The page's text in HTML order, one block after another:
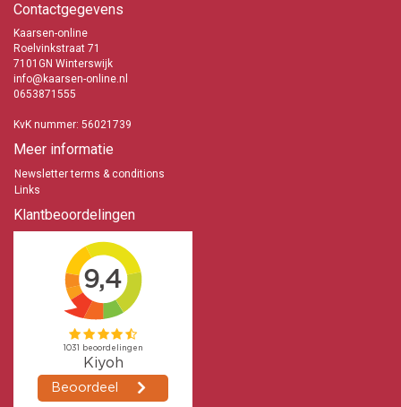
kaarsen van Bolsius.
Bolsius Gele kaarsen
Trendy kleur
Snelle levering
Lage verzendkosten
Voor sfeer en gezelligheid in huis
info@kaarsen-online.nl
0653871555
Contactgegevens
Kaarsen-online
Roelvinkstraat 71
7101GN Winterswijk
info@kaarsen-online.nl
0653871555
KvK nummer: 56021739
Meer informatie
Newsletter terms & conditions
Links
Klantbeoordelingen